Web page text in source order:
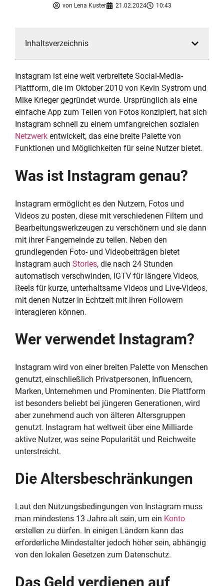
von Lena Kuster 21.02.2024 10:43
Inhaltsverzeichnis
Instagram ist eine weit verbreitete Social-Media-
Plattform, die im Oktober 2010 von Kevin Systrom und
Mike Krieger gegründet wurde. Ursprünglich als eine
einfache App zum Teilen von Fotos konzipiert, hat sich
Instagram schnell zu einem umfangreichen sozialen
Netzwerk entwickelt, das eine breite Palette von
Funktionen und Möglichkeiten für seine Nutzer bietet.
Was ist Instagram genau?
Instagram ermöglicht es den Nutzern, Fotos und
Videos zu posten, diese mit verschiedenen Filtern und
Bearbeitungswerkzeugen zu verschönern und sie dann
mit ihrer Fangemeinde zu teilen. Neben den
grundlegenden Foto- und Videobeiträgen bietet
Instagram auch Stories, die nach 24 Stunden
automatisch verschwinden, IGTV für längere Videos,
Reels für kurze, unterhaltsame Videos und Live-Videos,
mit denen Nutzer in Echtzeit mit ihren Followern
interagieren können.
Wer verwendet Instagram?
Instagram wird von einer breiten Palette von Menschen
genutzt, einschließlich Privatpersonen, Influencern,
Marken, Unternehmen und Prominenten. Die Plattform
ist besonders beliebt bei jüngeren Generationen, wird
aber zunehmend auch von älteren Altersgruppen
genutzt. Instagram hat weltweit über eine Milliarde
aktive Nutzer, was seine Popularität und Reichweite
unterstreicht.
Die Altersbeschränkungen
Laut den Nutzungsbedingungen von Instagram muss
man mindestens 13 Jahre alt sein, um ein Konto
erstellen zu dürfen. In einigen Ländern kann das
erforderliche Mindestalter jedoch höher sein, abhängig
von den lokalen Gesetzen zum Datenschutz.
Das Geld verdienen auf